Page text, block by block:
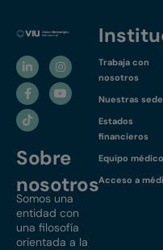
Sobre
nosotros
Somos una
entidad con
una filosofía
orientada a la
Trabaja con
nosotros
Nuestras
Estados
financieros
Equipo médico
Acceso a